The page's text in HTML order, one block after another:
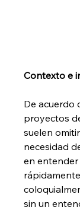
Contexto e
De acuerdo
proyectos
suelen
necesidad
en
sin un